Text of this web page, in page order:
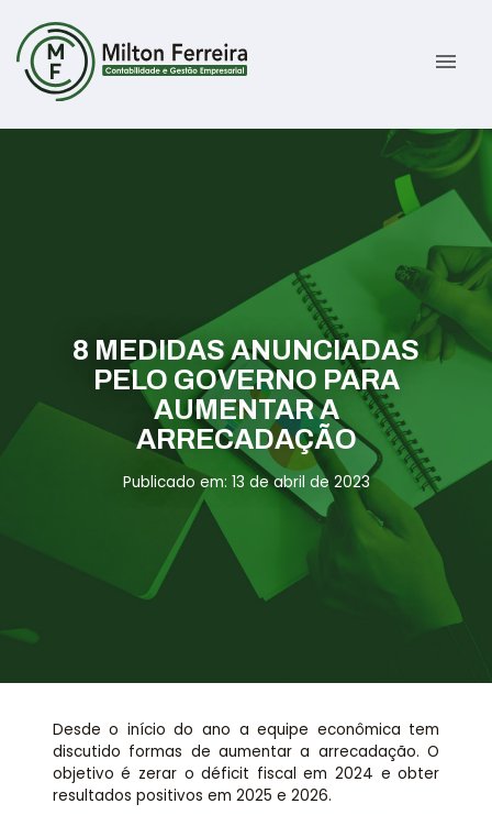
menu
Gestão Tributária e Fiscal
Previdenciária Trabalhista
Abertura de Empresas
Assessoria jurídica
Links Úteis
Informativos
Contato
ÁREA DO CLIENTE
8 MEDIDAS ANUNCIADAS
PELO GOVERNO PARA
AUMENTAR A
ARRECADAÇÃO
Publicado em: 13 de abril de 2023
Desde o início do ano a equipe econômica tem
discutido formas de aumentar a arrecadação. O
objetivo é zerar o déficit fiscal em 2024 e obter
resultados positivos em 2025 e 2026.